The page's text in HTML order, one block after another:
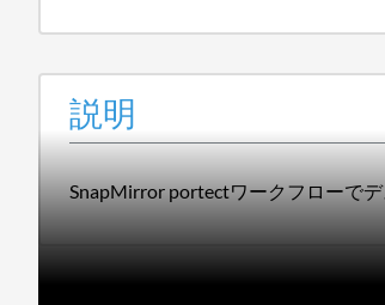
説明
SnapMirror portectワークフローで